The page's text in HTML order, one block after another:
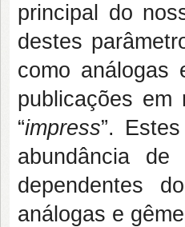
principal do
destes
como análogas
publicações
“impress”.
abundância
dependentes
análogas e